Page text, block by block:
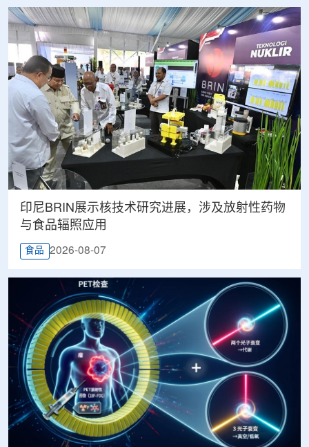
印尼BRIN展示核技术研究进展，涉及放射性药物
与食品辐照应用
食品 2026-08-07